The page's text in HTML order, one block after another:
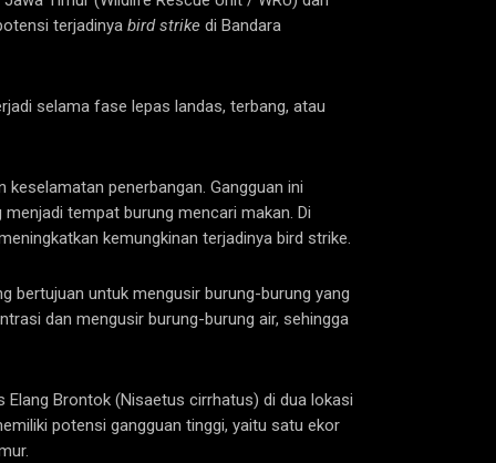
terjadinya bird strike di Bandara
selama fase lepas landas, terbang, atau
penerbangan. Gangguan ini
tempat burung mencari makan. Di
kemungkinan terjadinya bird strike.
bertujuan untuk mengusir burung-burung yang
dan mengusir burung-burung air, sehingga
Brontok (Nisaetus cirrhatus) di dua lokasi
potensi gangguan tinggi, yaitu satu ekor